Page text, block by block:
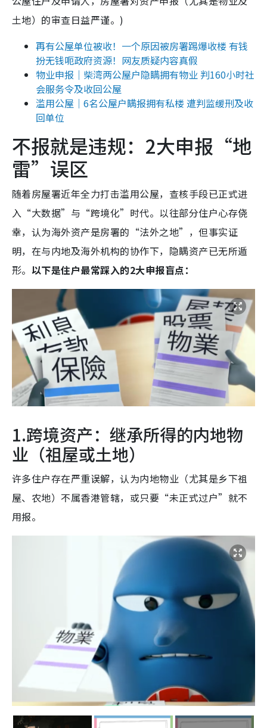
土地）的审查日益严谨。)
再有公屋单位被收！一个原因被房署踢爆收楼 有钱
扮无钱呃政府资源！网友质疑内容真假
物业申报｜柴湾两公屋户隐瞒拥有物业 判160小时社
会服务令及收回公屋
滥用公屋｜6名公屋户瞒报拥有私楼 遭判监缓刑及收
回单位
不报就是违规：2大申报“地
雷”误区
随着房屋署近年全力打击滥用公屋，查核手段已正式进
入“大数据”与“跨境化”时代。以往部分住户心存侥
幸，认为海外资产是房署的“法外之地”，但事实证
明，在与内地及海外机构的协作下，隐瞒资产已无所遁
形。 以下是住户最常踩入的2大申报盲点：
1.跨境资产：继承所得的内地物
业（祖屋或土地）
许多住户存在严重误解，认为内地物业（尤其是乡下祖
屋、农地）不属香港管辖，或只要“未正式过户”就不
用报。